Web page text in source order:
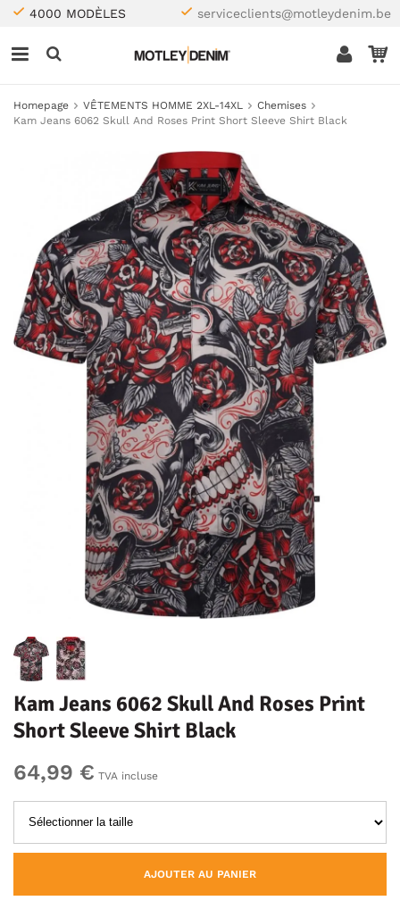
4000 MODÈLES serviceclients@motleydenim.be
Homepage VÊTEMENTS HOMME 2XL-14XL
Chemises
Kam Jeans 6062 Skull And Roses Print Short Sleeve Shirt Black
Kam Jeans 6062 Skull And Roses Print
Short Sleeve Shirt Black
64,99 € TVA incluse
AJOUTER AU PANIER